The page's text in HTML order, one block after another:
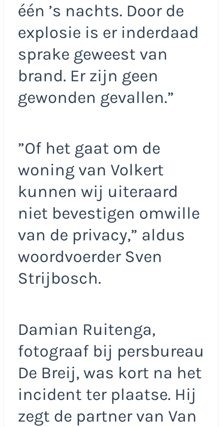
één ’s nachts. Door de
explosie is er inderdaad
sprake geweest van
brand. Er zijn geen
gewonden gevallen.”
”Of het gaat om de
woning van Volkert
kunnen wij uiteraard
niet bevestigen omwille
van de privacy,” aldus
woordvoerder Sven
Strijbosch.
Damian Ruitenga,
fotograaf bij persbureau
De Breij, was kort na het
incident ter plaatse. Hij
zegt de partner van Van